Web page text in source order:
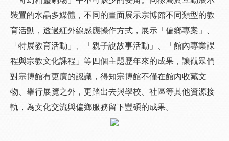
裝置的水晶多媒體，不同的畫面展示宗博館不同類型的教
育活動，透過紅外線感應操作方式，展示「偏鄉專案」、
「特展教育活動」、「親子說故事活動」、「館內專業課
程與宗教文化課程」等四個主題歷年來的成果，讓觀眾們
對宗博館有更廣的認識，得知宗博館不僅在館內收藏文
物、舉行展覽之外，更踏出去與學校、社區等其他資源接
軌，為文化交流與偏鄉服務留下豐碩的成果。